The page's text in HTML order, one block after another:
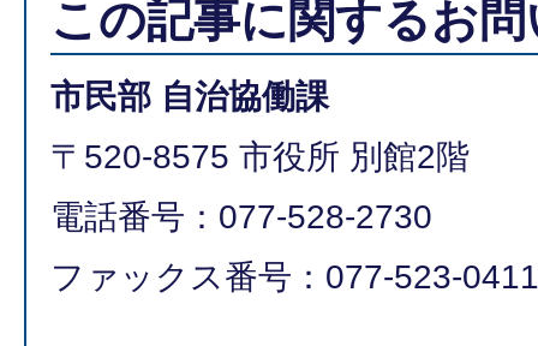
この記事に関するお
市民部 自治協働課
〒520-8575 市役所 別館2階
電話番号：077-528-2730
ファックス番号：077-523-0411